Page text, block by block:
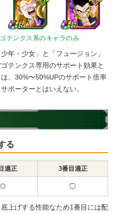
テンクス系のキャラのみ
年・少女」と「フュージョン」
テンクス専用のサポート効果と
、30%〜50%UPのサポート倍率
ポーターとはいえない。
る
適正 3番目適正
◎ ◯
上げする性能なため1番目には配